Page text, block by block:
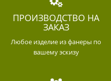
ПРОИЗВОДСТВО НА
ЗАКАЗ
Любое изделие из фанеры по
вашему эскизу